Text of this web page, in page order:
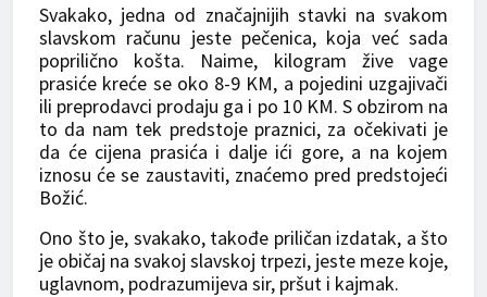
Svakako, jedna od značajnijih stavki na svakom
slavskom računu jeste pečenica, koja već sada
poprilično košta. Naime, kilogram žive vage
prasiće kreće se oko 8-9 KM, a pojedini uzgajivači
ili preprodavci prodaju ga i po 10 KM. S obzirom na
to da nam tek predstoje praznici, za očekivati je
da će cijena prasića i dalje ići gore, a na kojem
iznosu će se zaustaviti, znaćemo pred predstojeći
Božić.
Ono što je, svakako, takođe priličan izdatak, a što
je običaj na svakoj slavskoj trpezi, jeste meze koje,
uglavnom, podrazumijeva sir, pršut i kajmak.